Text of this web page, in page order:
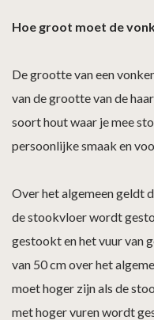
Hoe groot moet de
De grootte van een
van de grootte van de
soort hout waar je mee
persoonlijke smaak en
Over het algemeen geldt
de stookvloer wordt
gestookt en het vuur van
van 50 cm over het
moet hoger zijn als de
met hoger vuren wordt